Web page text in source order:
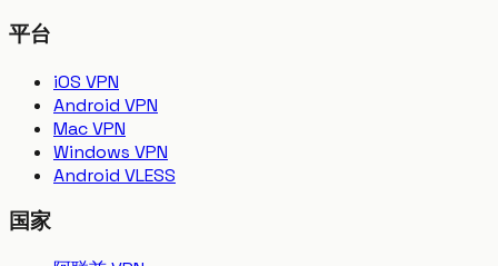
平台
iOS VPN
Android VPN
Mac VPN
Windows VPN
Android VLESS
国家